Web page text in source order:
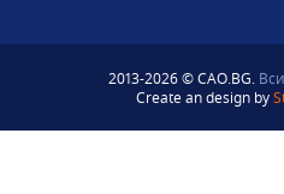
2013-2026 © CAO.BG.
Create an design by